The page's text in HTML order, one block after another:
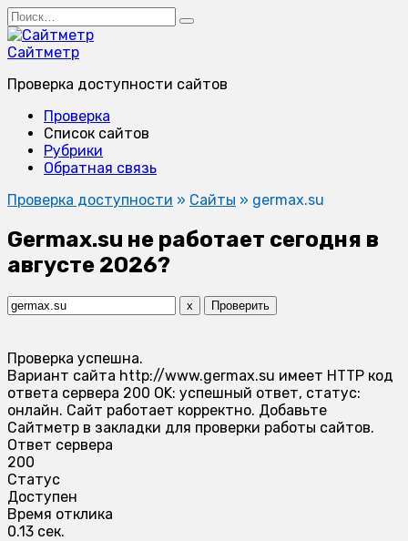
Перейти
к
содержанию
Search
for:
Сайтметр
Проверка доступности сайтов
Проверка
Список сайтов
Рубрики
Обратная связь
Проверка доступности » Сайты » germax.su
Germax.su не работает сегодня в
августе 2026?
x Проверить
Проверка успешна.
Вариант сайта http://www.germax.su имеет HTTP код
ответа сервера 200 OK: успешный ответ, статус:
онлайн. Сайт работает корректно. Добавьте
Сайтметр в закладки для проверки работы сайтов.
Ответ сервера
200
Статус
Доступен
Время отклика
0.13 сек.